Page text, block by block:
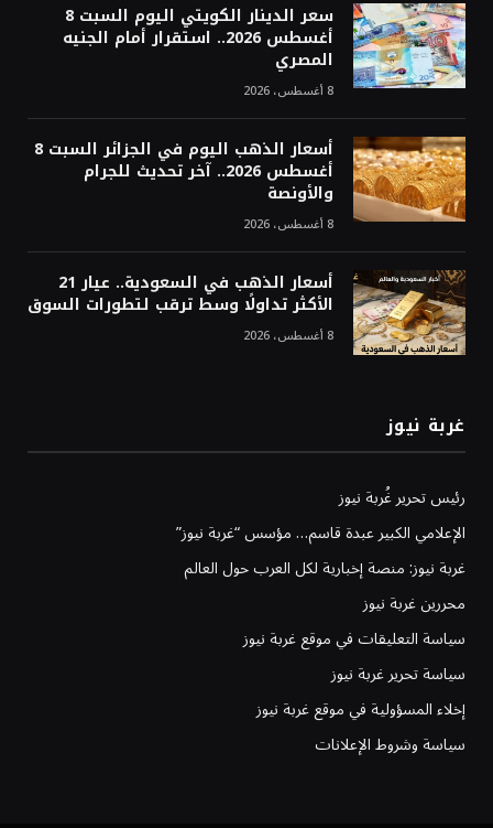
سعر الدينار الكويتي اليوم السبت 8
أغسطس 2026.. استقرار أمام الجنيه
المصري
8 أغسطس، 2026
أسعار الذهب اليوم في الجزائر السبت 8
أغسطس 2026.. آخر تحديث للجرام
والأونصة
8 أغسطس، 2026
أسعار الذهب في السعودية.. عيار 21
الأكثر تداولًا وسط ترقب لتطورات السوق
8 أغسطس، 2026
غربة نيوز
رئيس تحرير غُربة نيوز
الإعلامي الكبير عبدة قاسم… مؤسس “غربة نيوز”
غربة نيوز: منصة إخبارية لكل العرب حول العالم
محررين غربة نيوز
سياسة التعليقات في موقع غربة نيوز
سياسة تحرير غربة نيوز
إخلاء المسؤولية في موقع غربة نيوز
سياسة وشروط الإعلانات